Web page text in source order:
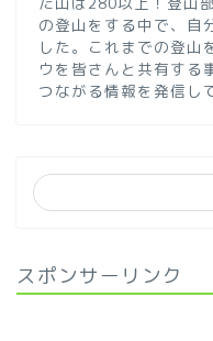
の登山をする中で、自
した。これまでの登山
ウを皆さんと共有する
つながる情報を発信し
スポンサーリンク